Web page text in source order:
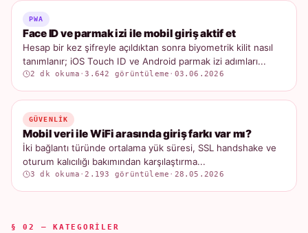
PWA
Face ID ve parmak izi ile mobil giriş aktif et
Hesap bir kez şifreyle açıldıktan sonra biyometrik kilit nasıl
tanımlanır; iOS Touch ID ve Android parmak izi adımları...
2 dk okuma ·3.642 görüntüleme · 03.06.2026
GÜVENLIK
Mobil veri ile WiFi arasında giriş farkı var mı?
İki bağlantı türünde ortalama yük süresi, SSL handshake ve
oturum kalıcılığı bakımından karşılaştırma...
3 dk okuma ·2.193 görüntüleme · 28.05.2026
§ 02 — KATEGORILER